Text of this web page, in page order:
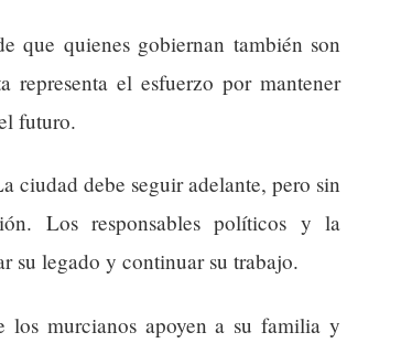
que quienes gobiernan también son
el esfuerzo por mantener
futuro.
ciudad debe seguir adelante, pero sin
Los responsables políticos y la
su legado y continuar su trabajo.
los murcianos apoyen a su familia y